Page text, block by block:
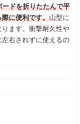
ードを折りたたんで平
に便利です。山型に
ます。衝撃耐久性や
右されずに使えるの